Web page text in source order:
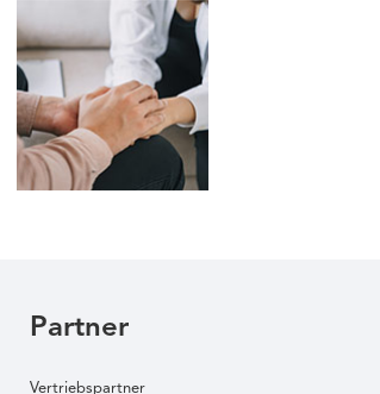
Partner
Vertriebspartner